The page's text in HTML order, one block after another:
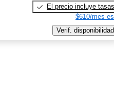
El precio incluye tasas
$610/mes
Verif. disponibilidad